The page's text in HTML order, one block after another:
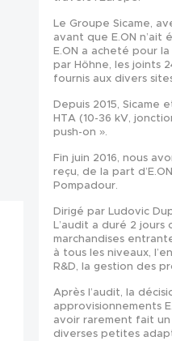
Le Groupe Sicame,
avant que E.ON
E.ON a acheté pour
par Höhne, les joints
fournis aux divers
Depuis 2015,
HTA (10-36 kV,
push-on ».
Fin juin 2016, nous
reçu, de la part
Pompadour.
Dirigé par Ludovic
L’audit a duré 2
marchandises
à tous les niveaux,
R&D, la gestion des
Après l’audit, la
approvisionnements
avoir rarement fait
diverses petites